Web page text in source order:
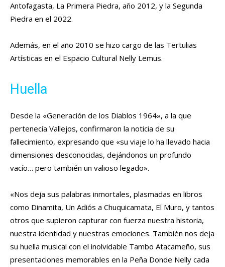
Antofagasta, La Primera Piedra, año 2012, y la Segunda
Piedra en el 2022.
Además, en el año 2010 se hizo cargo de las Tertulias
Artísticas en el Espacio Cultural Nelly Lemus.
Huella
Desde la «Generación de los Diablos 1964», a la que
pertenecía Vallejos, confirmaron la noticia de su
fallecimiento, expresando que «su viaje lo ha llevado hacia
dimensiones desconocidas, dejándonos un profundo
vacío… pero también un valioso legado».
«Nos deja sus palabras inmortales, plasmadas en libros
como Dinamita, Un Adiós a Chuquicamata, El Muro, y tantos
otros que supieron capturar con fuerza nuestra historia,
nuestra identidad y nuestras emociones. También nos deja
su huella musical con el inolvidable Tambo Atacameño, sus
presentaciones memorables en la Peña Donde Nelly cada